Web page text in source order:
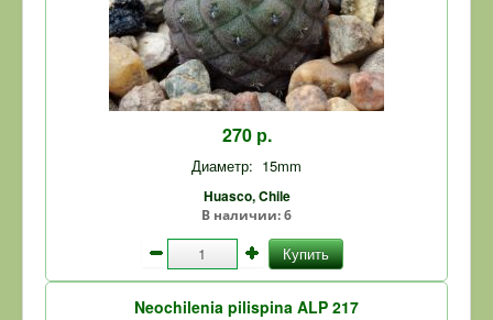
270 р.
Диаметр: 15mm
Huasco, Chile
В наличии:6
Купить
Neochilenia pilispina ALP 217